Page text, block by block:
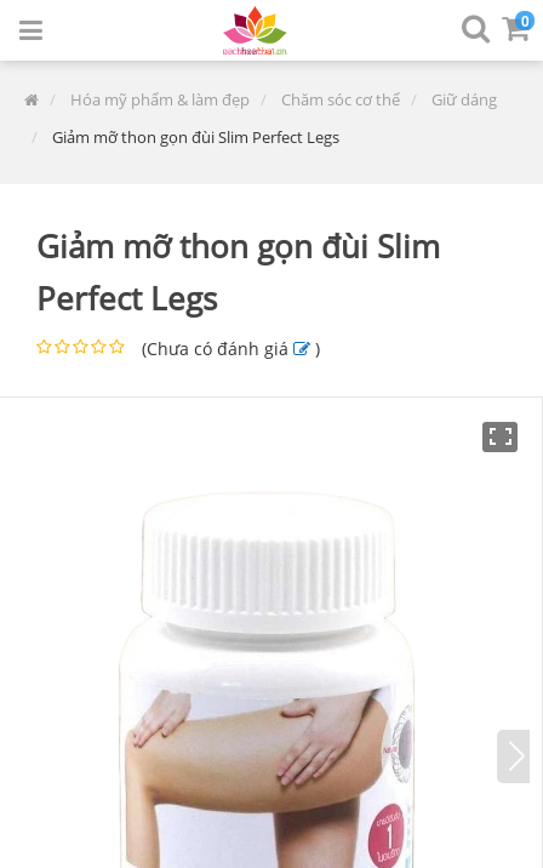
0
Hóa mỹ phẩm & làm đẹp Chăm sóc cơ thể
Giữ dáng
Giảm mỡ thon gọn đùi Slim Perfect Legs
Giảm mỡ thon gọn đùi Slim
Perfect Legs
(Chưa có đánh giá )